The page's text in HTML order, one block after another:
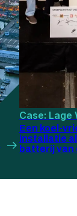
Case: Lage
Een koel-
installatie
batterij van